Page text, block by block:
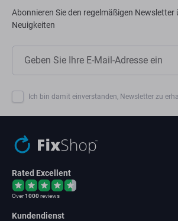
Abonnieren Sie den regelmäßigen Newsletter
Neuigkeiten
Ich bin damit einverstanden, Newsletter zu
Rated Excellent
Over1000reviews
Kundendienst